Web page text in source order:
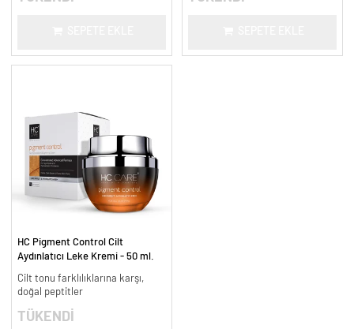
HC Pigment Control Cilt
Aydınlatıcı Leke Kremi - 50 ml.
Cilt tonu farklılıklarına karşı,
doğal peptitler
TÜKENDİ